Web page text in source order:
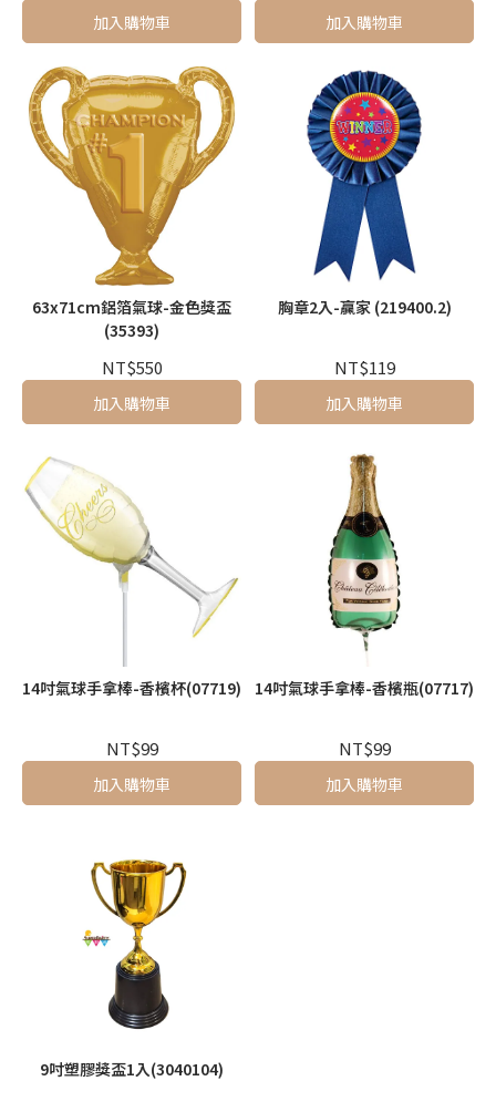
加入購物車 加入購物車
63x71cm鋁箔氣球-金色獎盃
(35393)
NT$550
加入購物車
胸章2入-贏家 (219400.2)
NT$119
加入購物車
14吋氣球手拿棒-香檳杯(07719)
NT$99
加入購物車
14吋氣球手拿棒-香檳瓶(07717)
NT$99
加入購物車
9吋塑膠獎盃1入(3040104)